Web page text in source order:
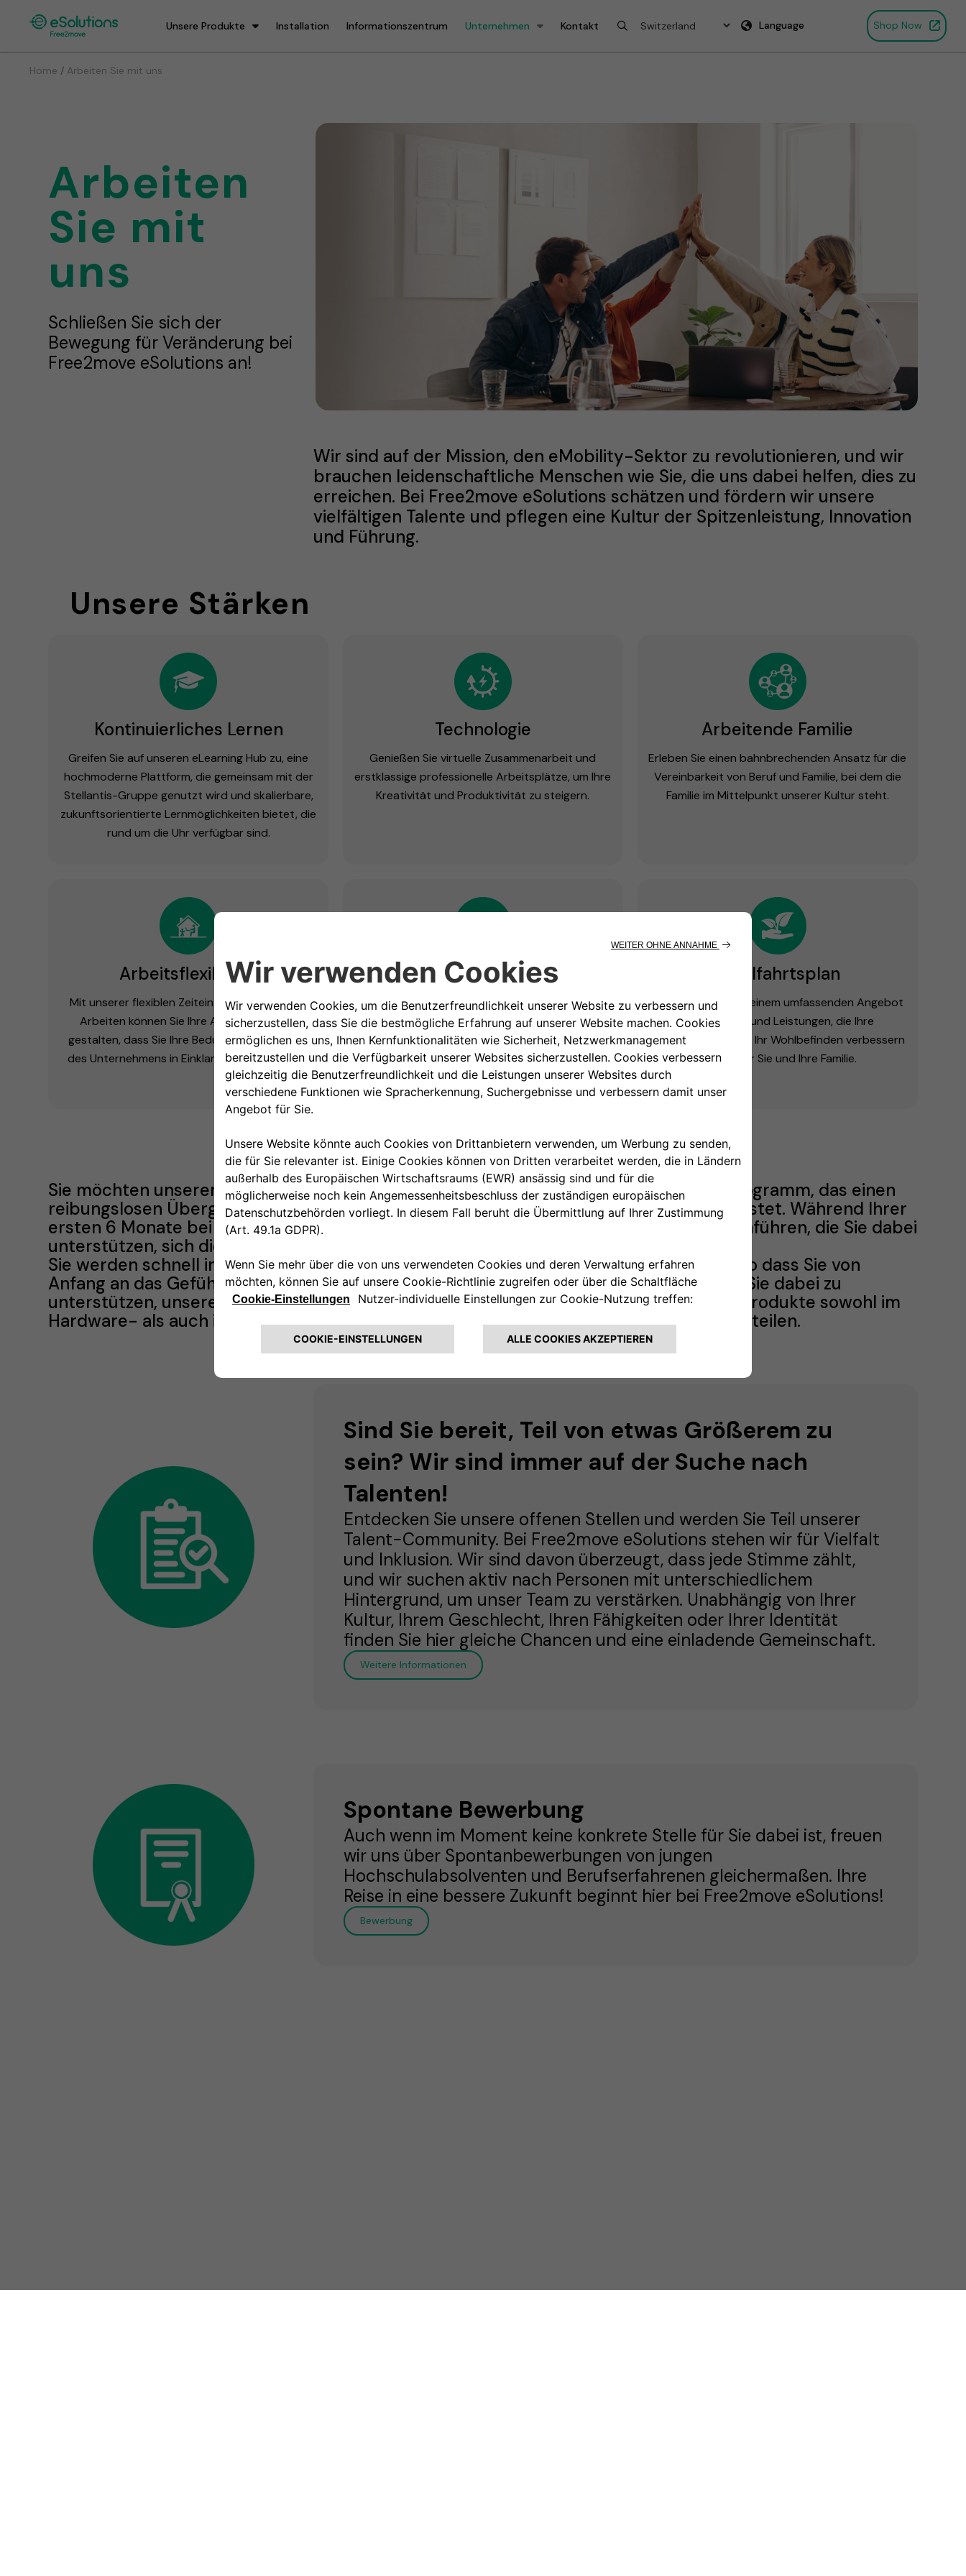
Unsere Produkte Installation Informationszentrum Unternehmen Kontakt Language Shop Now
Home / Arbeiten Sie mit uns
Arbeiten
Sie mit
uns
Schließen Sie sich der
Bewegung für Veränderung bei
Free2move eSolutions an!
Wir sind auf der Mission, den eMobility-Sektor zu revolutionieren, und wir
brauchen leidenschaftliche Menschen wie Sie, die uns dabei helfen, dies zu
erreichen. Bei Free2move eSolutions schätzen und fördern wir unsere
vielfältigen Talente und pflegen eine Kultur der Spitzenleistung, Innovation
und Führung.
Unsere Stärken
Kontinuierliches Lernen
Greifen Sie auf unseren eLearning Hub zu, eine
hochmoderne Plattform, die gemeinsam mit der
Stellantis-Gruppe genutzt wird und skalierbare,
zukunftsorientierte Lernmöglichkeiten bietet, die
rund um die Uhr verfügbar sind.
Technologie
Genießen Sie virtuelle Zusammenarbeit und
erstklassige professionelle Arbeitsplätze, um Ihre
Kreativität und Produktivität zu steigern.
Arbeitende Familie
Erleben Sie einen bahnbrechenden Ansatz für die
Vereinbarkeit von Beruf und Familie, bei dem die
Familie im Mittelpunkt unserer Kultur steht.
Arbeitsflexibilität
Mit unserer flexiblen Zeiteinteilung und agilem
Arbeiten können Sie Ihre Arbeitszeiten so
gestalten, dass Sie Ihre Bedürfnisse mit denen
des Unternehmens in Einklang bringen können.
Wellness
Nutzen Sie unsere Wellness-App, um Ihr
Engagement, Ihre Motivation und Ihr
Stressniveau zu messen und zu verbessern.
Wohlfahrtsplan
Profitieren Sie von einem umfassenden Angebot
an Initiativen und Leistungen, die Ihre
Lebensqualität und Ihr Wohlbefinden verbessern
sollen - für Sie und Ihre Familie.
Sie möchten unserem Team beitreten? Wir bieten Ihnen ein effektives Onboarding-Programm, das einen
reibungslosen Übergang und eine Integration in unsere Unternehmenskultur gewährleistet. Während Ihrer
ersten 6 Monate bei Free2move eSolutions werden Sie eine Reihe von Aktivitäten durchführen, die Sie dabei
unterstützen, sich die eSolutions-Kultur besser anzueignen.
Sie werden schnell in jede Umgebung integriert und kennen jeden Teil von eSolutions, so dass Sie von
Anfang an das Gefühl haben, hierher zu gehören. Ein Teil der Tätigkeiten besteht darin, Sie dabei zu
unterstützen, unsere Prozesse kennenzulernen, tiefgreifende Kenntnisse über unsere Produkte sowohl im
Hardware- als auch im Digitalbereich zu erwerben und unsere Unternehmenswerte zu teilen.
Sind Sie bereit, Teil von etwas Größerem zu
sein? Wir sind immer auf der Suche nach
Talenten!
Entdecken Sie unsere offenen Stellen und werden Sie Teil unserer
Talent-Community. Bei Free2move eSolutions stehen wir für Vielfalt
und Inklusion. Wir sind davon überzeugt, dass jede Stimme zählt,
und wir suchen aktiv nach Personen mit unterschiedlichem
Hintergrund, um unser Team zu verstärken. Unabhängig von Ihrer
Kultur, Ihrem Geschlecht, Ihren Fähigkeiten oder Ihrer Identität
finden Sie hier gleiche Chancen und eine einladende Gemeinschaft.
Weitere Informationen
Spontane Bewerbung
Auch wenn im Moment keine konkrete Stelle für Sie dabei ist, freuen
wir uns über Spontanbewerbungen von jungen
Hochschulabsolventen und Berufserfahrenen gleichermaßen. Ihre
Reise in eine bessere Zukunft beginnt hier bei Free2move eSolutions!
Bewerbung